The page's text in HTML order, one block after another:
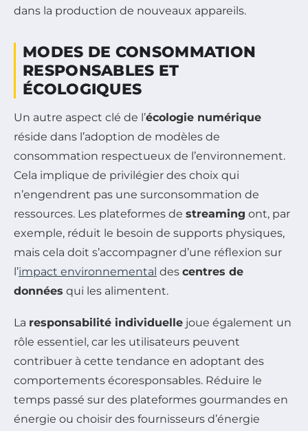
dans la production de nouveaux appareils.
MODES DE CONSOMMATION
RESPONSABLES ET
ÉCOLOGIQUES
Un autre aspect clé de l’écologie numérique
réside dans l’adoption de modèles de
consommation respectueux de l’environnement.
Cela implique de privilégier des choix qui
n’engendrent pas une surconsommation de
ressources. Les plateformes de streaming ont, par
exemple, réduit le besoin de supports physiques,
mais cela doit s’accompagner d’une réflexion sur
l’impact environnemental des centres de
données qui les alimentent.
La responsabilité individuelle joue également un
rôle essentiel, car les utilisateurs peuvent
contribuer à cette tendance en adoptant des
comportements écoresponsables. Réduire le
temps passé sur des plateformes gourmandes en
énergie ou choisir des fournisseurs d’énergie